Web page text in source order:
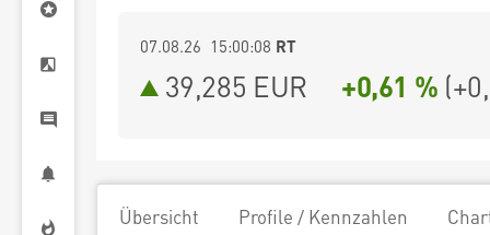
07.08.26 15:00:08 RT
39,285 EUR +0,61 % (
Übersicht Profile / Kennzahlen